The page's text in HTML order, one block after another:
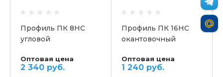
Профиль ПК 8НС
угловой
Оптовая цена
2 340 руб.
Профиль ПК 16НС
окантовочный
Оптовая цена
1 240 руб.